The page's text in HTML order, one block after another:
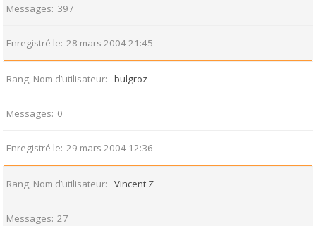
Messages 397
Enregistré le 28 mars 2004 21:45
Rang, Nom d’utilisateur bulgroz
Messages 0
Enregistré le 29 mars 2004 12:36
Rang, Nom d’utilisateur Vincent Z
Messages 27